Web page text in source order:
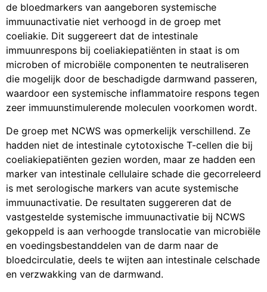
de bloedmarkers van aangeboren systemische
immuunactivatie niet verhoogd in de groep met
coeliakie. Dit suggereert dat de intestinale
immuunrespons bij coeliakiepatiënten in staat is om
microben of microbiële componenten te neutraliseren
die mogelijk door de beschadigde darmwand passeren,
waardoor een systemische inflammatoire respons tegen
zeer immuunstimulerende moleculen voorkomen wordt.
De groep met NCWS was opmerkelijk verschillend. Ze
hadden niet de intestinale cytotoxische T-cellen die bij
coeliakiepatiënten gezien worden, maar ze hadden een
marker van intestinale cellulaire schade die gecorreleerd
is met serologische markers van acute systemische
immuunactivatie. De resultaten suggereren dat de
vastgestelde systemische immuunactivatie bij NCWS
gekoppeld is aan verhoogde translocatie van microbiële
en voedingsbestanddelen van de darm naar de
bloedcirculatie, deels te wijten aan intestinale celschade
en verzwakking van de darmwand.